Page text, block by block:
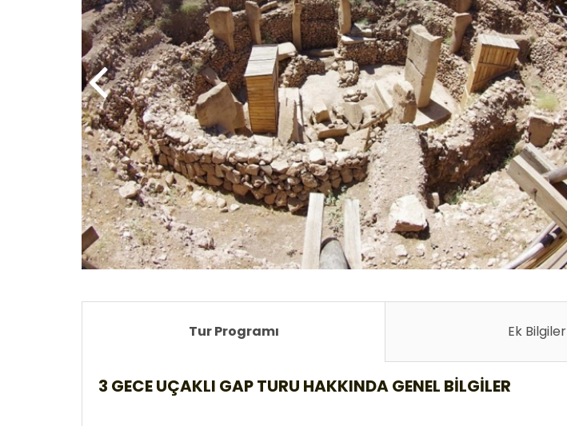
Tur Programı Ek Bilgiler
3 GECE UÇAKLI GAP TURU HAKKINDA GENEL BILGILER